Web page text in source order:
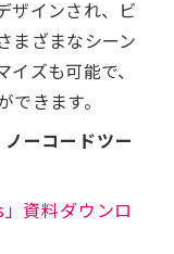
ザインされ、ビ
まざまなシーン
ズも可能で、
きます。
ーコードツー
資料ダウンロ